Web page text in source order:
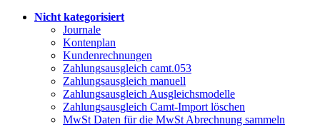
Nicht kategorisiert
Journale
Kontenplan
Kundenrechnungen
Zahlungsausgleich camt.053
Zahlungsausgleich manuell
Zahlungsausgleich Ausgleichsmodelle
Zahlungsausgleich Camt-Import löschen
MwSt Daten für die MwSt Abrechnung sammeln